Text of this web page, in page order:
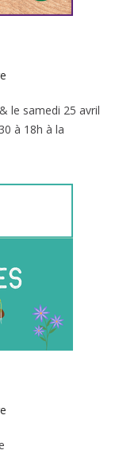
aux
vélos
le samedi 25 avril
à 18h à la